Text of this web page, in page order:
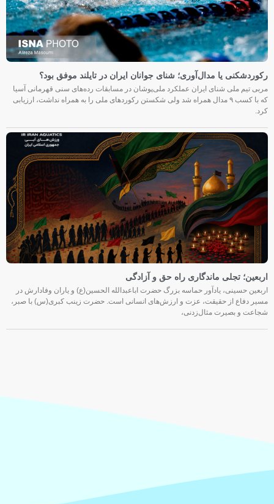
رکوردشکنی یا مدال‌آوری؛ شنای جوانان ایران در تایلند موفق بود؟
مربی تیم ملی شنای ایران عملکرد ملی‌پوشان در مسابقات رده‌های سنی قهرمانی آسیا
که با کسب ۹ مدال همراه شد ولی شکستن رکوردهای ملی را به همراه نداشت، ارزیابی
کرد.
اربعین؛ تجلی ماندگاری راه حق و آزادگی
اربعین حسینی، یادآور حماسه بزرگ حضرت اباعبدالله الحسین(ع) و یاران وفادارش در
مسیر دفاع از حقیقت، عزت و ارزش‌های انسانی است. حضرت زینب کبری(س) با صبر،
شجاعت و بصیرت مثال‌زدنی،